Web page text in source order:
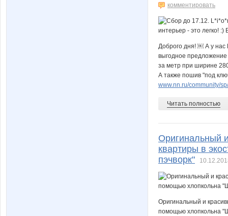
комментировать
Доброго дня! ￼ А у
выгодное предложение
за метр при ширине
А также пошив "под
www.nn.ru/community/
Читать полностью
Оригинальный
квартиры в
пэчворк"
Оригинальный и
помощью хлопкольна